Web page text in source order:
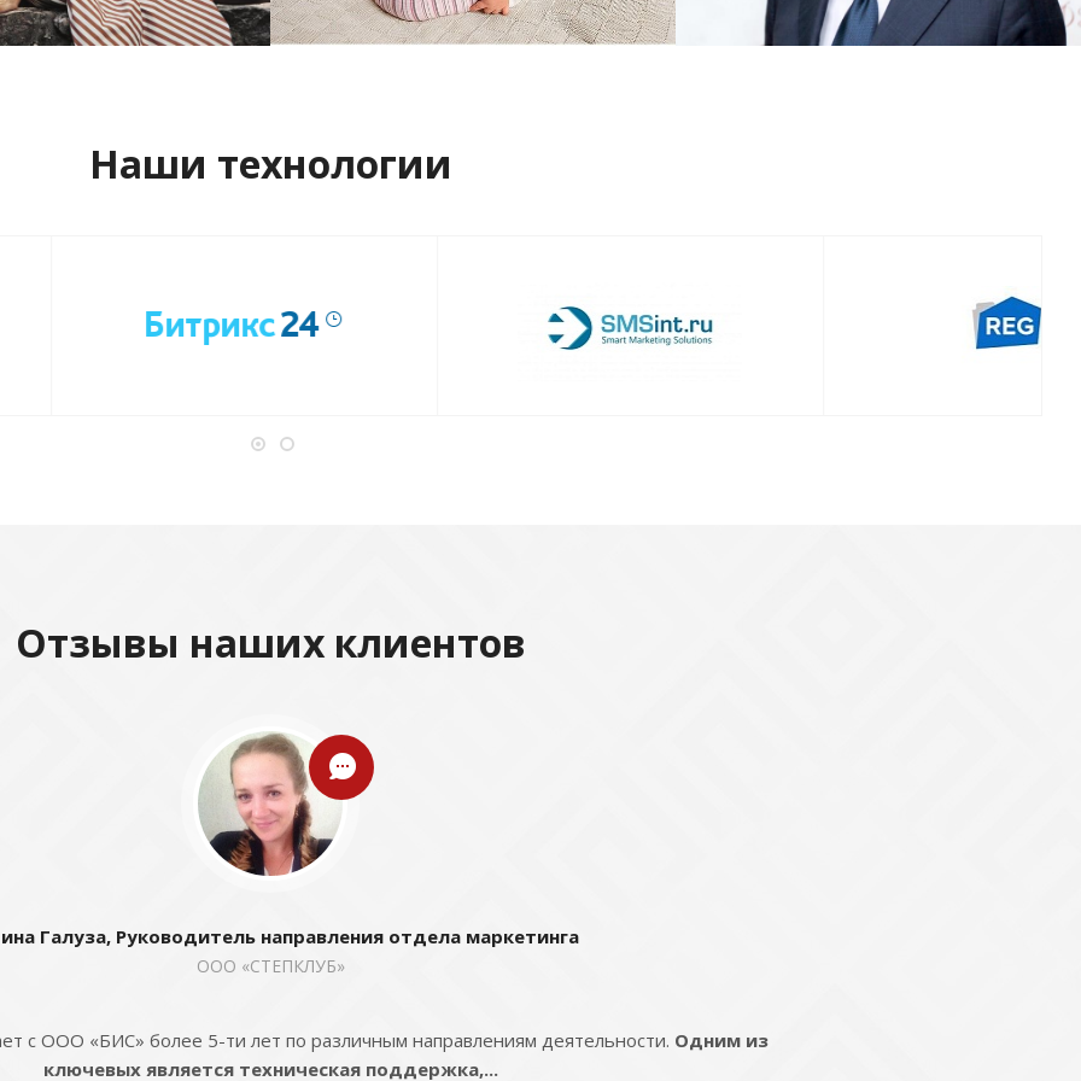
проект
Смотреть проект
Смотреть проект
Наши технологии
Отзывы наших клиентов
Галуза, Руководитель направления отдела маркетинга
ООО «СТЕПКЛУБ»
с ООО «БИС» более 5-ти лет по различным направлениям деятельности. Одним из
ключевых является техническая поддержка,...